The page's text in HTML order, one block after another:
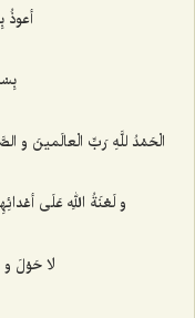
أعوذُ
الْحَمْدُ للَّهِ رَبِّ الْعالَمینَ و
و لَعْنَةُ اللهِ عَلَى
لا حَوْلَ و